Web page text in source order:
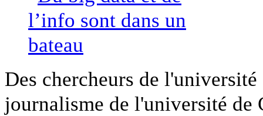
Des chercheurs de
journalisme de l'université